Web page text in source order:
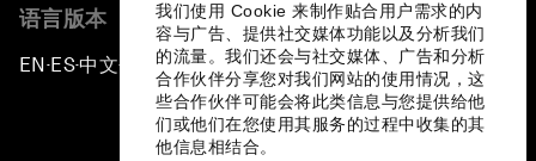
我们使用 Cookie 来制作贴合用户需求的内
容与广告、提供社交媒体功能以及分析我们
的流量。我们还会与社交媒体、广告和分析
合作伙伴分享您对我们网站的使用情况，这
些合作伙伴可能会将此类信息与您提供给他
们或他们在您使用其服务的过程中收集的其
他信息相结合。
语言版本
EN ▪ES▪中文▪ 日本語